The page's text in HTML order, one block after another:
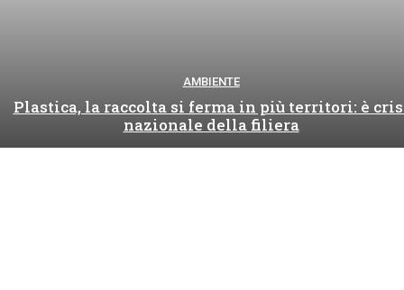
AMBIENTE
Plastica, la raccolta si ferma in più territori: è
nazionale della filiera